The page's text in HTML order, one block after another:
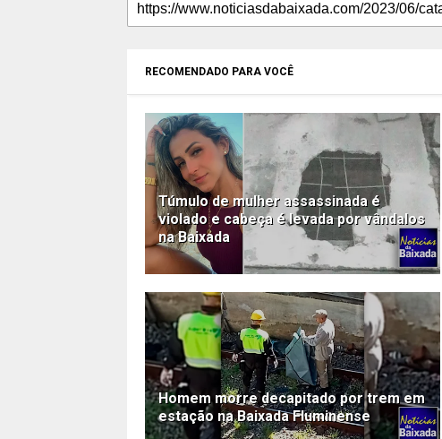
RECOMENDADO PARA VOCÊ
Túmulo de mulher assassinada é
violado e cabeça é levada por vândalos
na Baixada
Homem morre decapitado por trem em
estação na Baixada Fluminense